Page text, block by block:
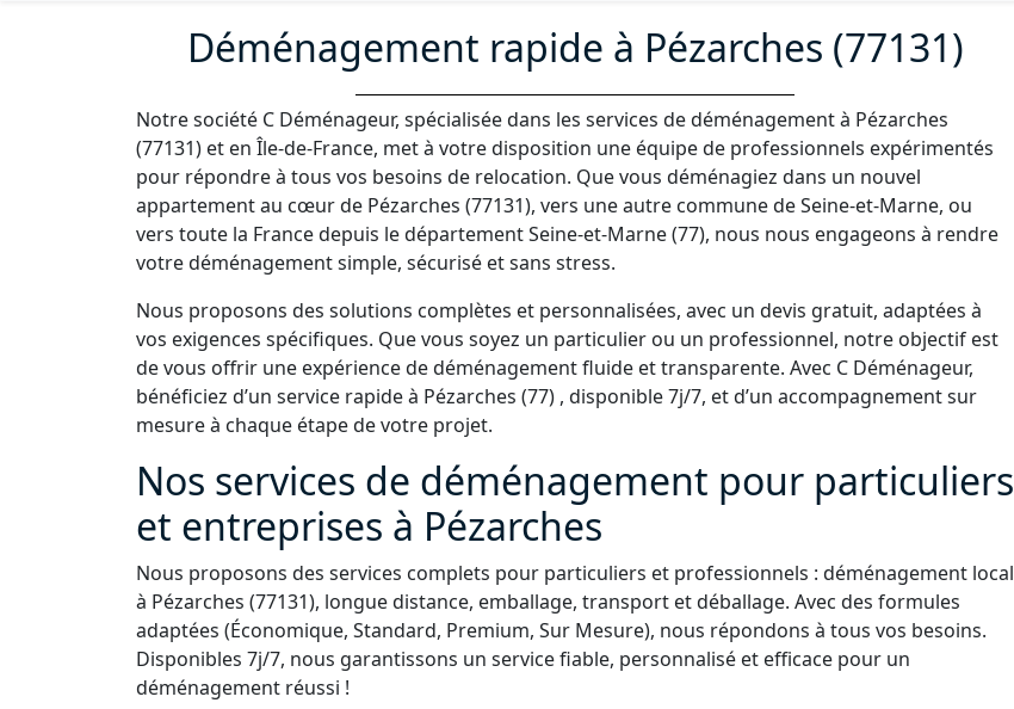
Déménagement rapide à Pézarches (77131)
Notre société C Déménageur, spécialisée dans les services de déménagement à Pézarches
(77131) et en Île-de-France, met à votre disposition une équipe de professionnels expérimentés
pour répondre à tous vos besoins de relocation. Que vous déménagiez dans un nouvel
appartement au cœur de Pézarches (77131), vers une autre commune de Seine-et-Marne, ou
vers toute la France depuis le département Seine-et-Marne (77), nous nous engageons à rendre
votre déménagement simple, sécurisé et sans stress.
Nous proposons des solutions complètes et personnalisées, avec un devis gratuit, adaptées à
vos exigences spécifiques. Que vous soyez un particulier ou un professionnel, notre objectif est
de vous offrir une expérience de déménagement fluide et transparente. Avec C Déménageur,
bénéficiez d’un service rapide à Pézarches (77) , disponible 7j/7, et d’un accompagnement sur
mesure à chaque étape de votre projet.
Nos services de déménagement pour particuliers
et entreprises à Pézarches
Nous proposons des services complets pour particuliers et professionnels : déménagement local
à Pézarches (77131), longue distance, emballage, transport et déballage. Avec des formules
adaptées (Économique, Standard, Premium, Sur Mesure), nous répondons à tous vos besoins.
Disponibles 7j/7, nous garantissons un service fiable, personnalisé et efficace pour un
déménagement réussi !